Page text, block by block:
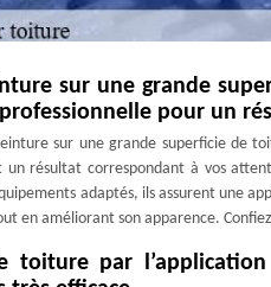
sur une grande
pour un
sur une grande superficie de
un résultat correspondant à vos
adaptés, ils assurent une
en améliorant son apparence.
toiture par